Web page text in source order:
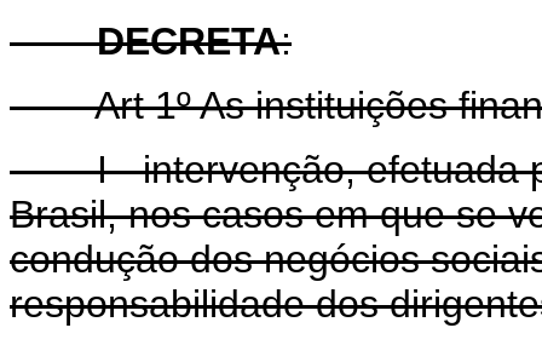
DECRETA:
Art 1º As instituições
I - intervenção, efetuada
Brasil, nos casos em que se
condução dos negócios
responsabilidade dos